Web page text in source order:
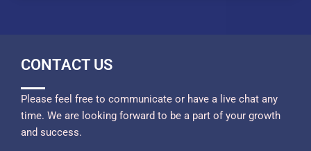
CONTACT US
Please feel free to communicate or have a live chat any
time. We are looking forward to be a part of your growth
and success.